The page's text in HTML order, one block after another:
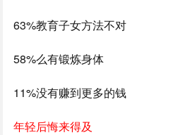
63%教育子女方法不对
58%么有锻炼身体
11%没有赚到更多的钱
年轻后悔来得及